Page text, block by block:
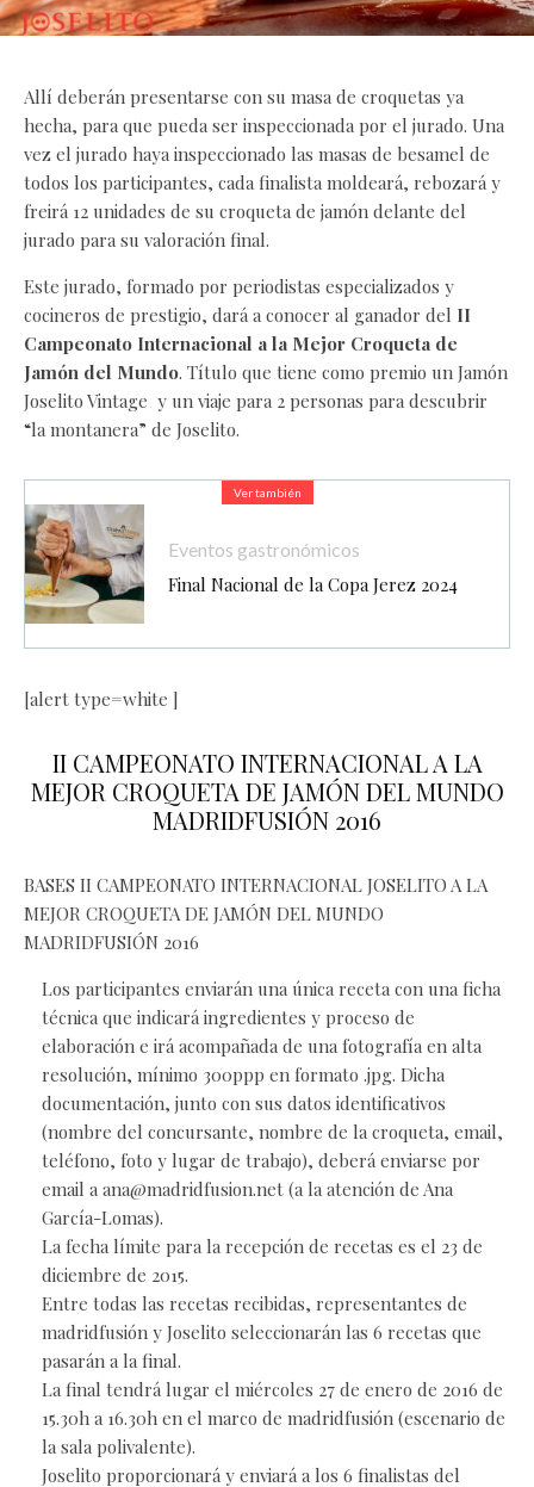
Allí deberán presentarse con su masa de croquetas ya
hecha, para que pueda ser inspeccionada por el jurado. Una
vez el jurado haya inspeccionado las masas de besamel de
todos los participantes, cada finalista moldeará, rebozará y
freirá 12 unidades de su croqueta de jamón delante del
jurado para su valoración final.
Este jurado, formado por periodistas especializados y
cocineros de prestigio, dará a conocer al ganador del II
Campeonato Internacional a la Mejor Croqueta de
Jamón del Mundo. Título que tiene como premio un Jamón
Joselito Vintage y un viaje para 2 personas para descubrir
“la montanera” de Joselito.
Ver también
Eventos gastronómicos
Final Nacional de la Copa Jerez 2024
[alert type=white ]
II CAMPEONATO INTERNACIONAL A LA
MEJOR CROQUETA DE JAMÓN DEL MUNDO
MADRIDFUSIÓN 2016
BASES II CAMPEONATO INTERNACIONAL JOSELITO A LA
MEJOR CROQUETA DE JAMÓN DEL MUNDO
MADRIDFUSIÓN 2016
Los participantes enviarán una única receta con una ficha
técnica que indicará ingredientes y proceso de
elaboración e irá acompañada de una fotografía en alta
resolución, mínimo 300ppp en formato .jpg. Dicha
documentación, junto con sus datos identificativos
(nombre del concursante, nombre de la croqueta, email,
teléfono, foto y lugar de trabajo), deberá enviarse por
email a ana@madridfusion.net (a la atención de Ana
García-Lomas).
La fecha límite para la recepción de recetas es el 23 de
diciembre de 2015.
Entre todas las recetas recibidas, representantes de
madridfusión y Joselito seleccionarán las 6 recetas que
pasarán a la final.
La final tendrá lugar el miércoles 27 de enero de 2016 de
15.30h a 16.30h en el marco de madridfusión (escenario de
la sala polivalente).
Joselito proporcionará y enviará a los 6 finalistas del